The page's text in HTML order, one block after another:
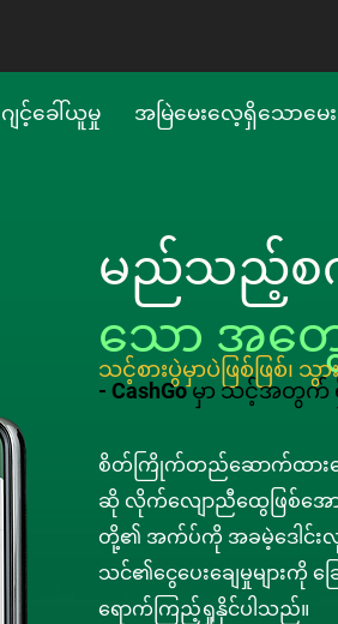
ျင့်ခေါ်ယူမှု အမြဲမေးလေ့ရှိသောမေးခွ
မည်သည့်စ
သော အတွ
သင့်စားပွဲမှာပဲဖြစ်ဖြစ်၊
- CashGo မှာ သင့်အတွက်
စိတ်ကြိုက်တည်ဆောက်ထားသ
ဆို လိုက်လျောညီထွေဖြစ်အောင်
တို့၏ အက်ပ်ကို အခမဲ့ဒေါင်းလုဒ်
သင်၏ငွေပေးချေမှုများကို
ရောက်ကြည့်ရှုနိုင်ပါသည်။